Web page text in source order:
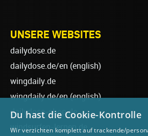
UNSERE WEBSITES
dailydose.de
dailydose.de/en (english)
wingdaily.de
wingdaily.de/en(english)
dailydose-shop.de
windsurfen-lernen.de
Du hast die Cookie-Kontrolle
Wir verzichten komplett auf trackende/